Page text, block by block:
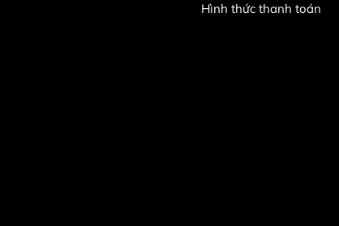
Hình thức thanh toán